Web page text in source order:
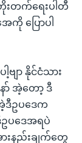
းတက်ရေးပါတီ
ကို ပြောပါ
ဗျာ နိုင်ငံသား
ာ် အဲ့တော့ ဒီ
ဒီဥပဒေက
ပဒေအရပဲ
းနည်းချက်တွေ